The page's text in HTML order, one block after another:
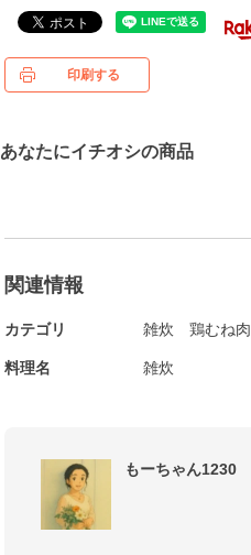
印刷する
あなたにイチオシの商品
関連情報
カテゴリ 雑炊 鶏むね肉
料理名 雑炊
もーちゃん1230